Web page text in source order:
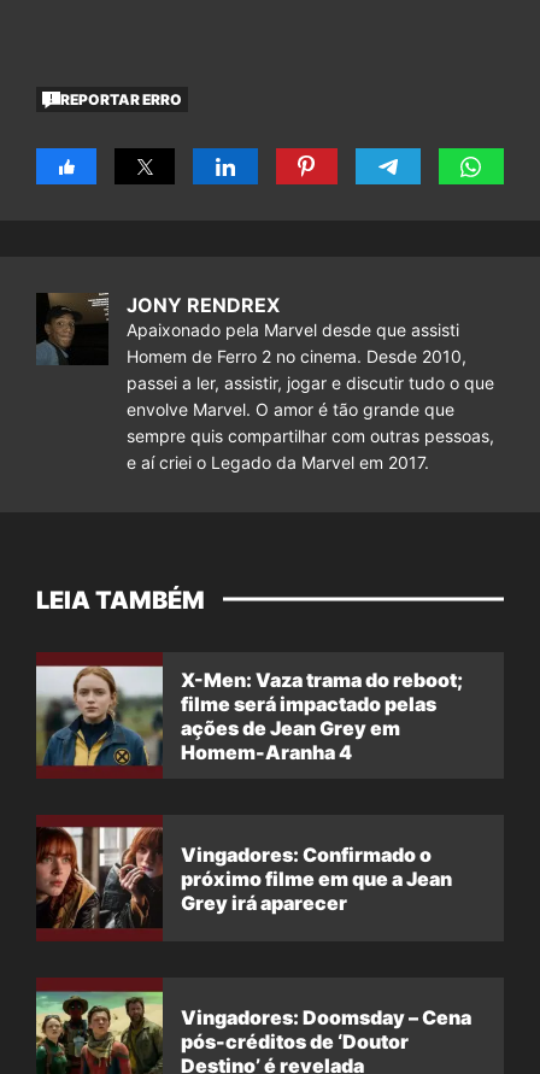
REPORTAR ERRO
JONY RENDREX
Apaixonado pela Marvel desde que assisti
Homem de Ferro 2 no cinema. Desde 2010,
passei a ler, assistir, jogar e discutir tudo o que
envolve Marvel. O amor é tão grande que
sempre quis compartilhar com outras pessoas,
e aí criei o Legado da Marvel em 2017.
LEIA TAMBÉM
X-Men: Vaza trama do reboot;
filme será impactado pelas
ações de Jean Grey em
Homem-Aranha 4
Vingadores: Confirmado o
próximo filme em que a Jean
Grey irá aparecer
Vingadores: Doomsday – Cena
pós-créditos de ‘Doutor
Destino’ é revelada